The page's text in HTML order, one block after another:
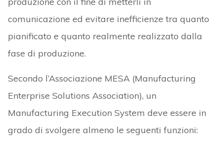
comunicazione ed evitare inefficienze tra quanto
pianificato e quanto realmente realizzato dalla
fase di produzione.
Secondo l’Associazione MESA (Manufacturing
Enterprise Solutions Association), un
Manufacturing Execution System deve essere in
grado di svolgere almeno le seguenti funzioni: